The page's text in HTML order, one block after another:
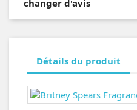
changer d'avis
Détails du produit